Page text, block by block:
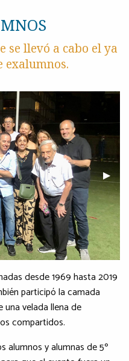
se llevó a cabo el ya
exalumnos.
Next
▶︎
desde 1969 hasta 2019
participó la camada
una velada llena de
compartidos.
alumnos y alumnas de 5º